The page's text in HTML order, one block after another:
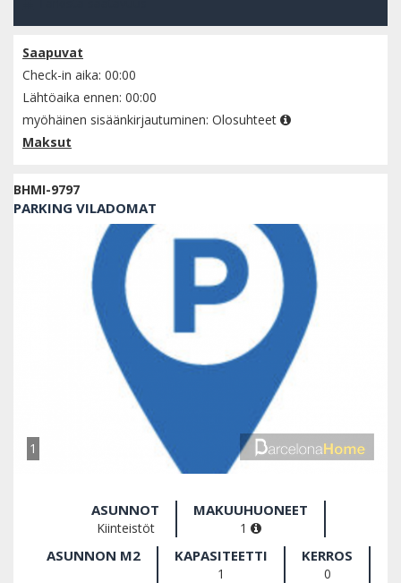
Saapuvat
Check-in aika: 00:00
Lähtöaika ennen: 00:00
myöhäinen sisäänkirjautuminen: Olosuhteet
Maksut
BHMI-9797
PARKING VILADOMAT
1
ASUNNOT
Kiinteistöt
MAKUUHUONEET
1
ASUNNON M2 KAPASITEETTI
1
KERROS
0